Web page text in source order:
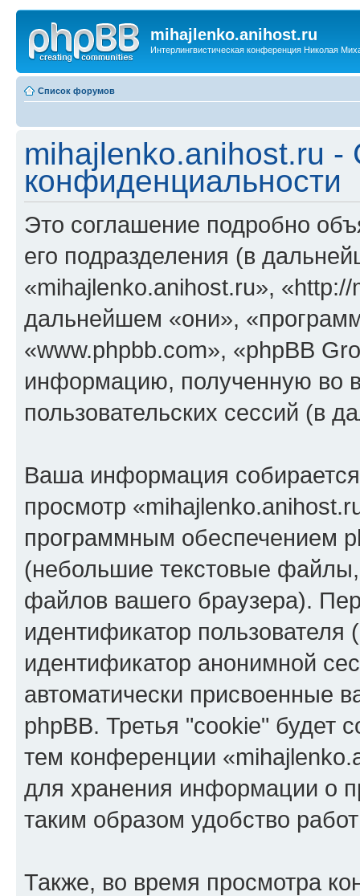
mihajlenko.anihost.ru
Интерлингвистическая конференция Николая
Список форумов
mihajlenko.anihost.ru -
конфиденциальности
Это соглашение подробно
его подразделения (в
«mihajlenko.anihost.ru»,
дальнейшем «они»,
«www.phpbb.com», «phpBB
информацию, полученную во
пользовательских сессий (в
Ваша информация
просмотр
программным обеспечением
(небольшие текстовые
файлов вашего браузера).
идентификатор
идентификатор анонимной
автоматически присвоенные
phpBB. Третья "cookie" будет
тем конференции
для хранения информации о
таким образом удобство
Также, во время просмотра